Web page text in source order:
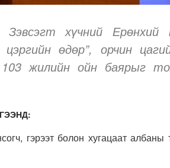
хүчний Ерөнхий
өдөр”, орчин
жилийн ойн баярыг
:
гэрээт болон хугацаат албаны